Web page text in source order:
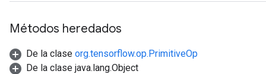
Métodos heredados
De la clase org.tensorflow.op.PrimitiveOp
De la clase java.lang.Object